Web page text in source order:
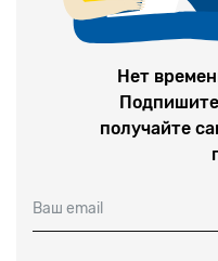
Нет
получайте
Ваш email